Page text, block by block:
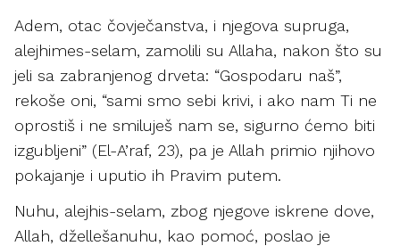
Adem, otac čovječanstva, i njegova supruga,
alejhimes-selam, zamolili su Allaha, nakon što su
jeli sa zabranjenog drveta: “Gospodaru naš”,
rekoše oni, “sami smo sebi krivi, i ako nam Ti ne
oprostiš i ne smiluješ nam se, sigurno ćemo biti
izgubljeni” (El-A’raf, 23), pa je Allah primio njihovo
pokajanje i uputio ih Pravim putem.
Nuhu, alejhis-selam, zbog njegove iskrene dove,
Allah, džellešanuhu, kao pomoć, poslao je